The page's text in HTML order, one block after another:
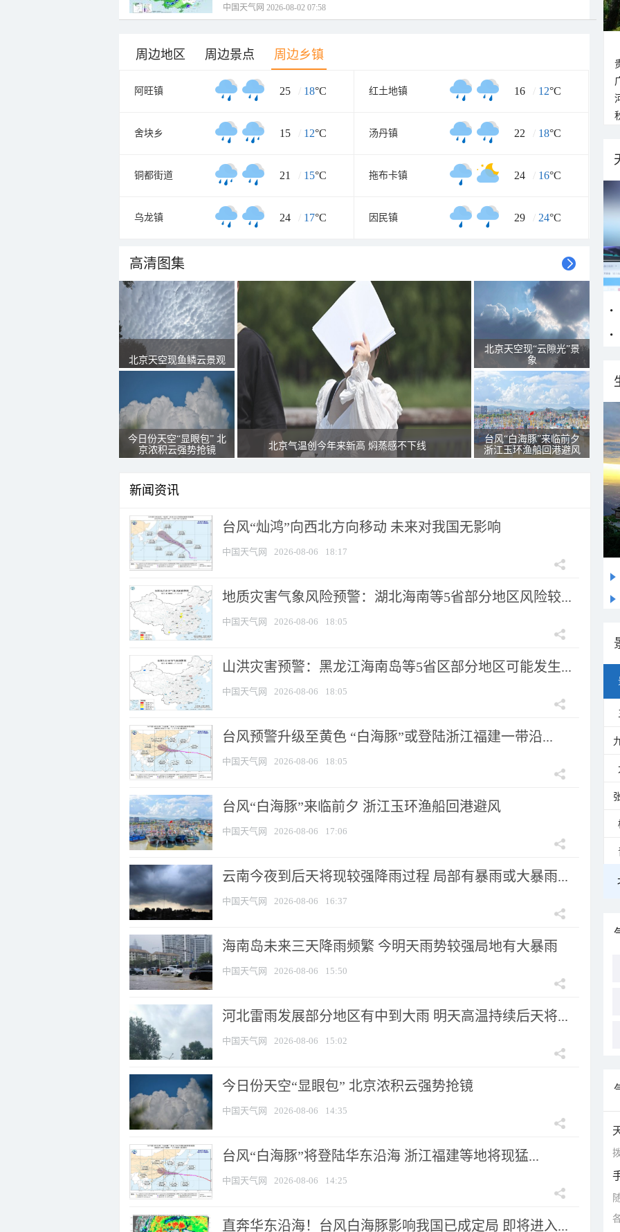
中国天气网 2026-08-02 07:58
周边地区 周边景点 周边乡镇
阿旺镇 25 / 18°C 红土地镇 16 / 12°C
舍块乡 15 / 12°C 汤丹镇 22 / 18°C
铜都街道 21 / 15°C 拖布卡镇 24 / 16°C
乌龙镇 24 / 17°C 因民镇 29 / 24°C
高清图集
北京天空现鱼鳞云景观
今日份天空“显眼包” 北
京浓积云强势抢镜
北京气温创今年来新高 焖蒸感不下线
北京天空现“云隙光”景
象
台风“白海豚”来临前夕
浙江玉环渔船回港避风
新闻资讯
台风“灿鸿”向西北方向移动 未来对我国无影响
中国天气网 2026-08-06 18:17
地质灾害气象风险预警：湖北海南等5省部分地区风险较...
中国天气网 2026-08-06 18:05
山洪灾害预警：黑龙江海南岛等5省区部分地区可能发生...
中国天气网 2026-08-06 18:05
台风预警升级至黄色 “白海豚”或登陆浙江福建一带沿...
中国天气网 2026-08-06 18:05
台风“白海豚”来临前夕 浙江玉环渔船回港避风
中国天气网 2026-08-06 17:06
云南今夜到后天将现较强降雨过程 局部有暴雨或大暴雨...
中国天气网 2026-08-06 16:37
海南岛未来三天降雨频繁 今明天雨势较强局地有大暴雨
中国天气网 2026-08-06 15:50
河北雷雨发展部分地区有中到大雨 明天高温持续后天将...
中国天气网 2026-08-06 15:02
今日份天空“显眼包” 北京浓积云强势抢镜
中国天气网 2026-08-06 14:35
台风“白海豚”将登陆华东沿海 浙江福建等地将现猛...
中国天气网 2026-08-06 14:25
直奔华东沿海！台风白海豚影响我国已成定局 即将进入...